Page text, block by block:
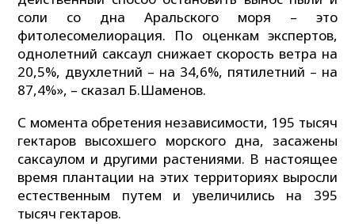
соли со дна Аральского моря – это
фитолесомелиорация. По оценкам экспертов,
однолетний саксаул снижает скорость ветра на
20,5%, двухлетний – на 34,6%, пятилетний – на
87,4%», – сказал Б.Шаменов.
С момента обретения независимости, 195 тысяч
гектаров высохшего морского дна, засажены
саксаулом и другими растениями. В настоящее
время плантации на этих территориях выросли
естественным путем и увеличились на 395
тысяч гектаров.